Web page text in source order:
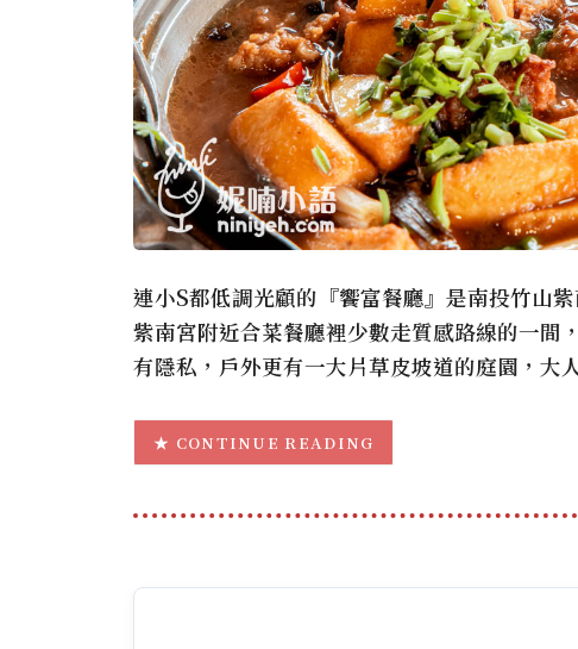
連小S都低調光顧的『饗富餐廳』是南投竹山
紫南宮附近合菜餐廳裡少數走質感路線的一間
有隱私，戶外更有一大片草皮坡道的庭園，
CONTINUE READING